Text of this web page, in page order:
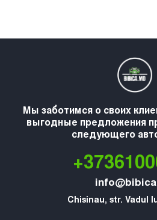
Мы заботимся о своих
выгодные предложения
следующего
Chisinau, str. Vadul